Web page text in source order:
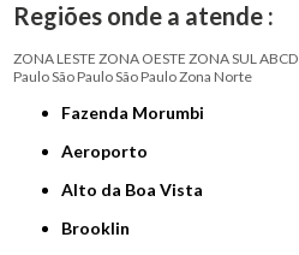
Regiões onde a atende :
ZONA LESTE ZONA OESTE ZONA SULABCD
PauloSão PauloSão PauloZona Norte
Fazenda Morumbi
Aeroporto
Alto da Boa Vista
Brooklin